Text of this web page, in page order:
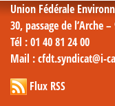
Union Fédérale
30, passage de l’Arche –
Tél : 01 40 81 24 00
Mail : cfdt.syndicat@i-
Flux RSS